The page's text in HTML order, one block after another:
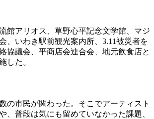
館アリオス、草野心平記念文学館、マジ
、いわき駅前観光案内所、3.11被災者を
協議会、平商店会連合会、地元飲食店と
した。
の市民が関わった。そこでアーティスト
、普段は気にも留めていなかった課題、